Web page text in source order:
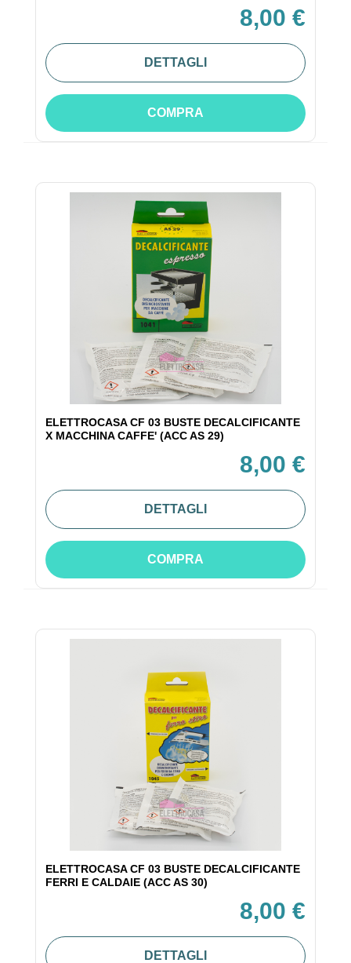
8,00 €
DETTAGLI
COMPRA
ELETTROCASA CF 03 BUSTE DECALCIFICANTE
X MACCHINA CAFFE' (ACC AS 29)
8,00 €
DETTAGLI
COMPRA
ELETTROCASA CF 03 BUSTE DECALCIFICANTE
FERRI E CALDAIE (ACC AS 30)
8,00 €
DETTAGLI